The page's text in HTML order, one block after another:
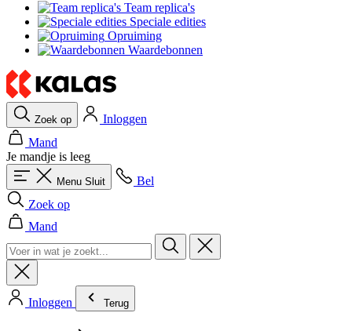
Team replica's
Speciale edities
Opruiming
Waardebonnen
Zoek op
Inloggen
Mand
Je mandje is leeg
Menu Sluit
Bel
Zoek op
Mand
Inloggen Terug